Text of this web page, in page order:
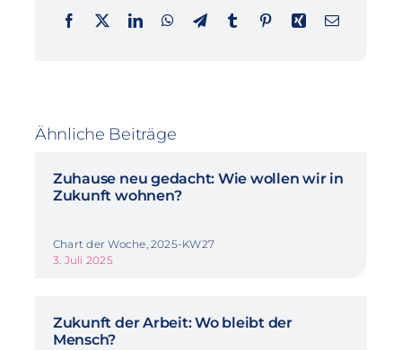
Ähnliche Beiträge
Zuhause neu gedacht: Wie wollen wir in
Zukunft wohnen?
Chart der Woche, 2025-KW27
3. Juli 2025
Zukunft der Arbeit: Wo bleibt der
Mensch?